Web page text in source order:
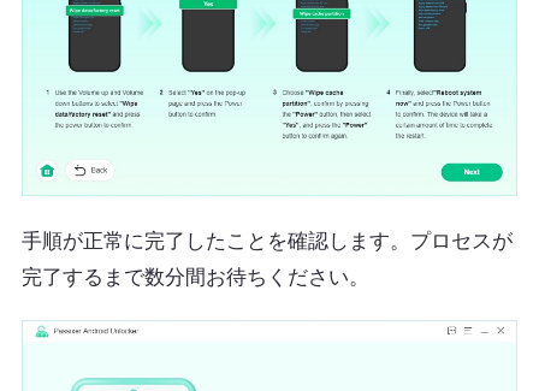
手順が正常に完了したことを確認します。プロセスが
完了するまで数分間お待ちください。